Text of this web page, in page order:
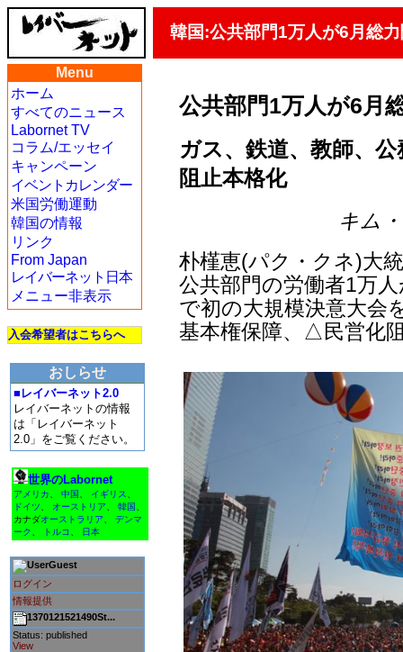
韓国:公共部門1万人が6月総
Menu
ホーム
すべてのニュース
Labornet TV
コラム/エッセイ
キャンペーン
イベントカレンダー
米国労働運動
韓国の情報
リンク
From Japan
レイバーネット日本
メニュー非表示
入会希望者はこちらへ
おしらせ
■レイバーネット2.0
レイバーネットの情報
は「レイバーネット
2.0」をご覧ください。
世界のLabornet
アメリカ 中国 イギリス
ドイツ
オーストリア 韓国
カナダオーストラリア
デンマ
ーク
トルコ 日本
Guest
ログイン
情報提供
1370121521490St...
Status: published
View
公共部門1万人が6月
ガス、鉄道、教師、
阻止本格化
キム
朴槿恵(パク・クネ)大
公共部門の労働者1万
で初の大規模決意大
基本権保障、△民営化